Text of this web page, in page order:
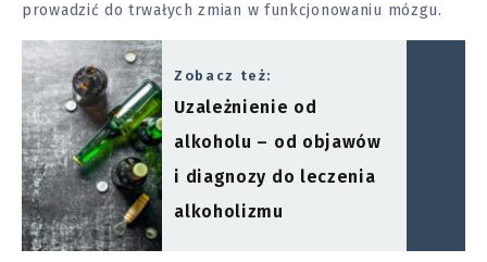
prowadzić do trwałych zmian w funkcjonowaniu mózgu.
Zobacz też:
Uzależnienie od
alkoholu – od objawów
i diagnozy do leczenia
alkoholizmu